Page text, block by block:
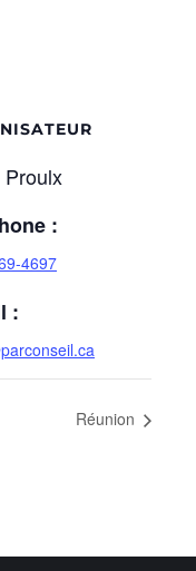
Proulx
:
4697
:
Réunion